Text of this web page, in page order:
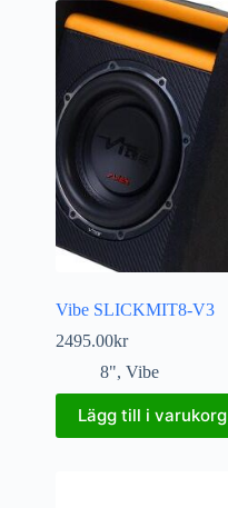
Vibe SLICKMIT8-V3
2495.00kr
8", Vibe
Lägg till i varukorg